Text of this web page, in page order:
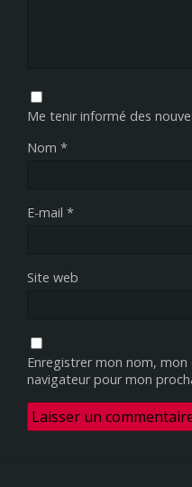
Me tenir informé des
Nom *
E-mail *
Site web
Enregistrer mon nom,
navigateur pour mon